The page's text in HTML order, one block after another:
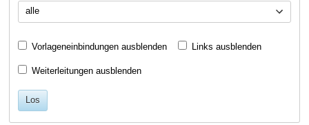
alle
Vorlageneinbindungen ausblenden Links ausblenden
Weiterleitungen ausblenden
Los